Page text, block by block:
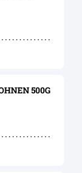
500G